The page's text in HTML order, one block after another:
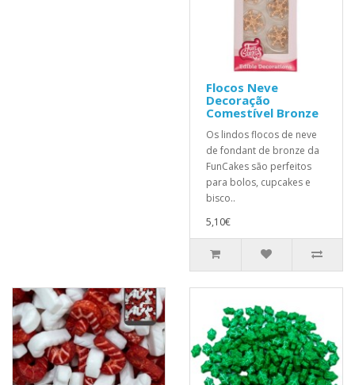
Flocos Neve
Decoração
Comestível Bronze
Os lindos flocos de neve
de fondant de bronze da
FunCakes são perfeitos
para bolos, cupcakes e
bisco..
5,10€